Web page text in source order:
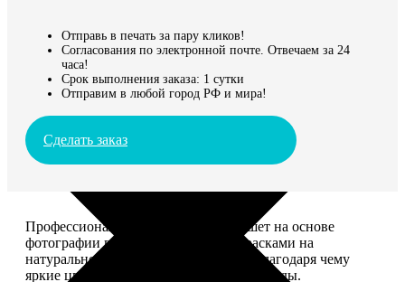
Отправь в печать за пару кликов!
Согласования по электронной почте. Отвечаем за 24
часа!
Срок выполнения заказа: 1 сутки
Отправим в любой город РФ и мира!
Сделать заказ
Профессиональный художник напишет на основе
фотографии портрет акриловыми красками на
натуральном холсте. Покроет лаком, благодаря чему
яркие цвета будут радовать вас долгие годы.